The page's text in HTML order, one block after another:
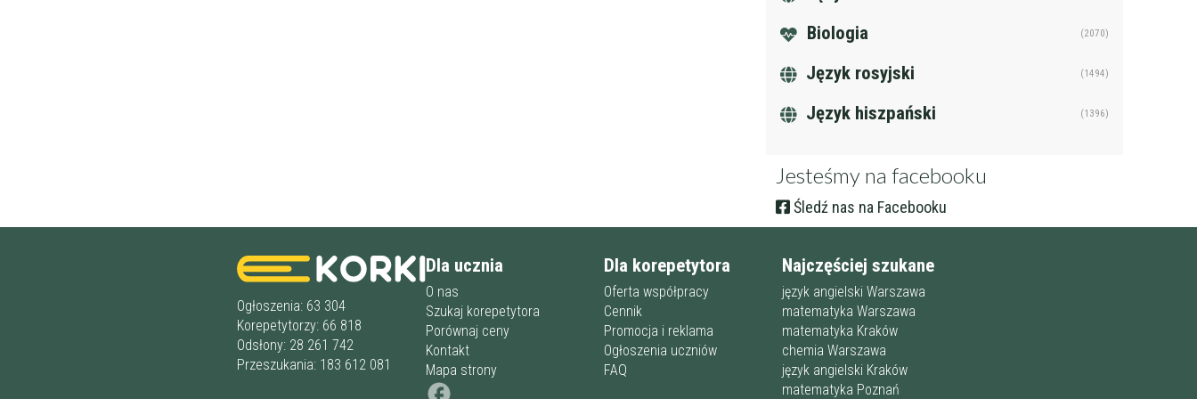
Biologia
(2070)
Język rosyjski (1494)
Język hiszpański (1396)
Jesteśmy na facebooku
Śledź nas na Facebooku
Ogłoszenia: 63 304
Korepetytorzy: 66 818
Odsłony: 28 261 742
Przeszukania: 183 612 081
Dla ucznia
O nas
Szukaj korepetytora
Porównaj ceny
Kontakt
Mapa strony
Dla korepetytora
Oferta współpracy
Cennik
Promocja i reklama
Ogłoszenia uczniów
FAQ
Najczęściej szukane
język angielski Warszawa
matematyka Warszawa
matematyka Kraków
chemia Warszawa
język angielski Kraków
matematyka Poznań